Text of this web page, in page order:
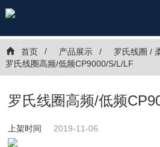
首页 产品展示
罗氏线圈 /
罗氏线圈高频/低频CP9000/S/L/LF
罗氏线圈高频/低频
上架时间 2019-11-06